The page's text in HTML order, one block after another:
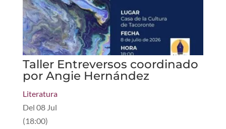
Taller Entreversos coordinado
por Angie Hernández
Literatura
Del 08 Jul
(18:00)